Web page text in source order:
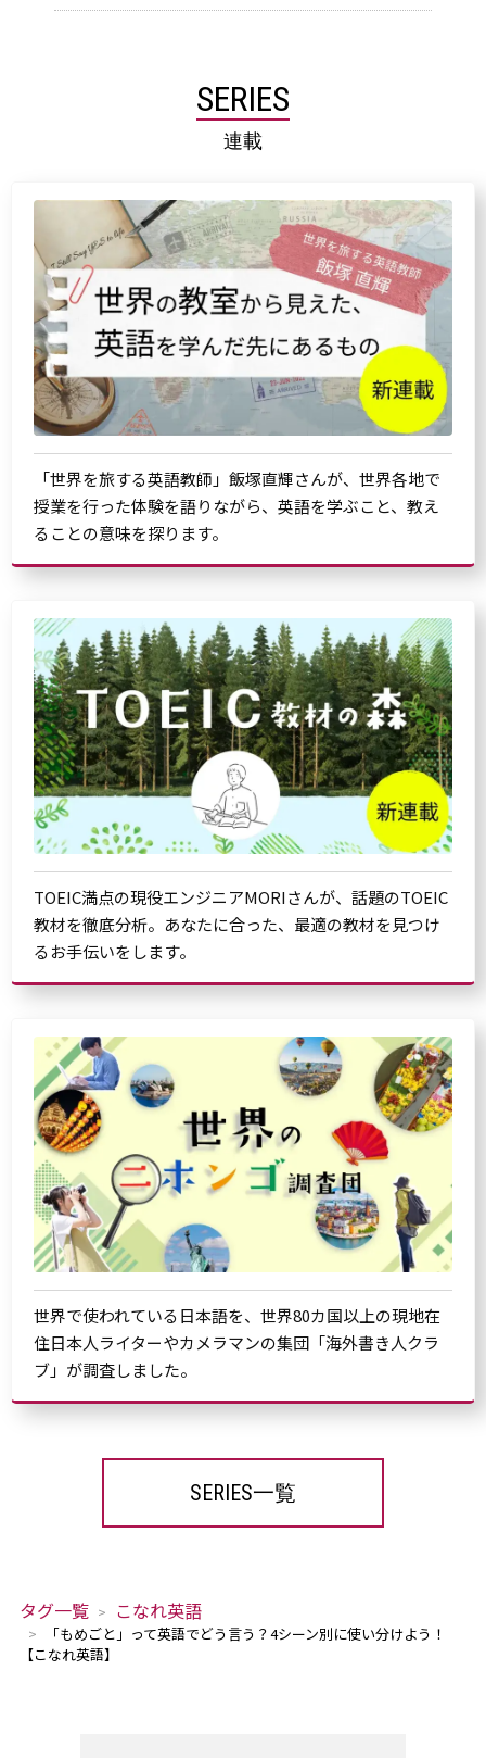
SERIES
連載
「世界を旅する英語教師」飯塚直輝さんが、世界各地で
授業を行った体験を語りながら、英語を学ぶこと、教え
ることの意味を探ります。
TOEIC満点の現役エンジニアMORIさんが、話題のTOEIC
教材を徹底分析。あなたに合った、最適の教材を見つけ
るお手伝いをします。
世界で使われている日本語を、世界80カ国以上の現地在
住日本人ライターやカメラマンの集団「海外書き人クラ
ブ」が調査しました。
SERIES一覧
タグ一覧 こなれ英語
「もめごと」って英語でどう言う？4シーン別に使い分けよう！
【こなれ英語】